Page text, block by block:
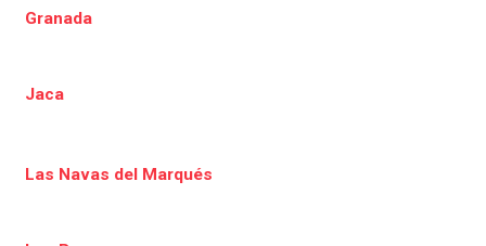
Granada
Jaca
Las Navas del Marqués